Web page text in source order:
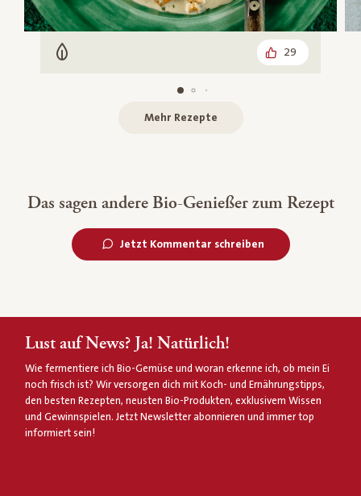
Vegetarisch 29
Mehr Rezepte
Das sagen andere Bio-Genießer zum Rezept
Jetzt Kommentar schreiben
Lust auf News? Ja! Natürlich!
Wie fermentiere ich Bio-Gemüse und woran erkenne ich, ob mein Ei
noch frisch ist? Wir versorgen dich mit Koch- und Ernährungstipps,
den besten Rezepten, neusten Bio-Produkten, exklusivem Wissen
und Gewinnspielen. Jetzt Newsletter abonnieren und immer top
informiert sein!